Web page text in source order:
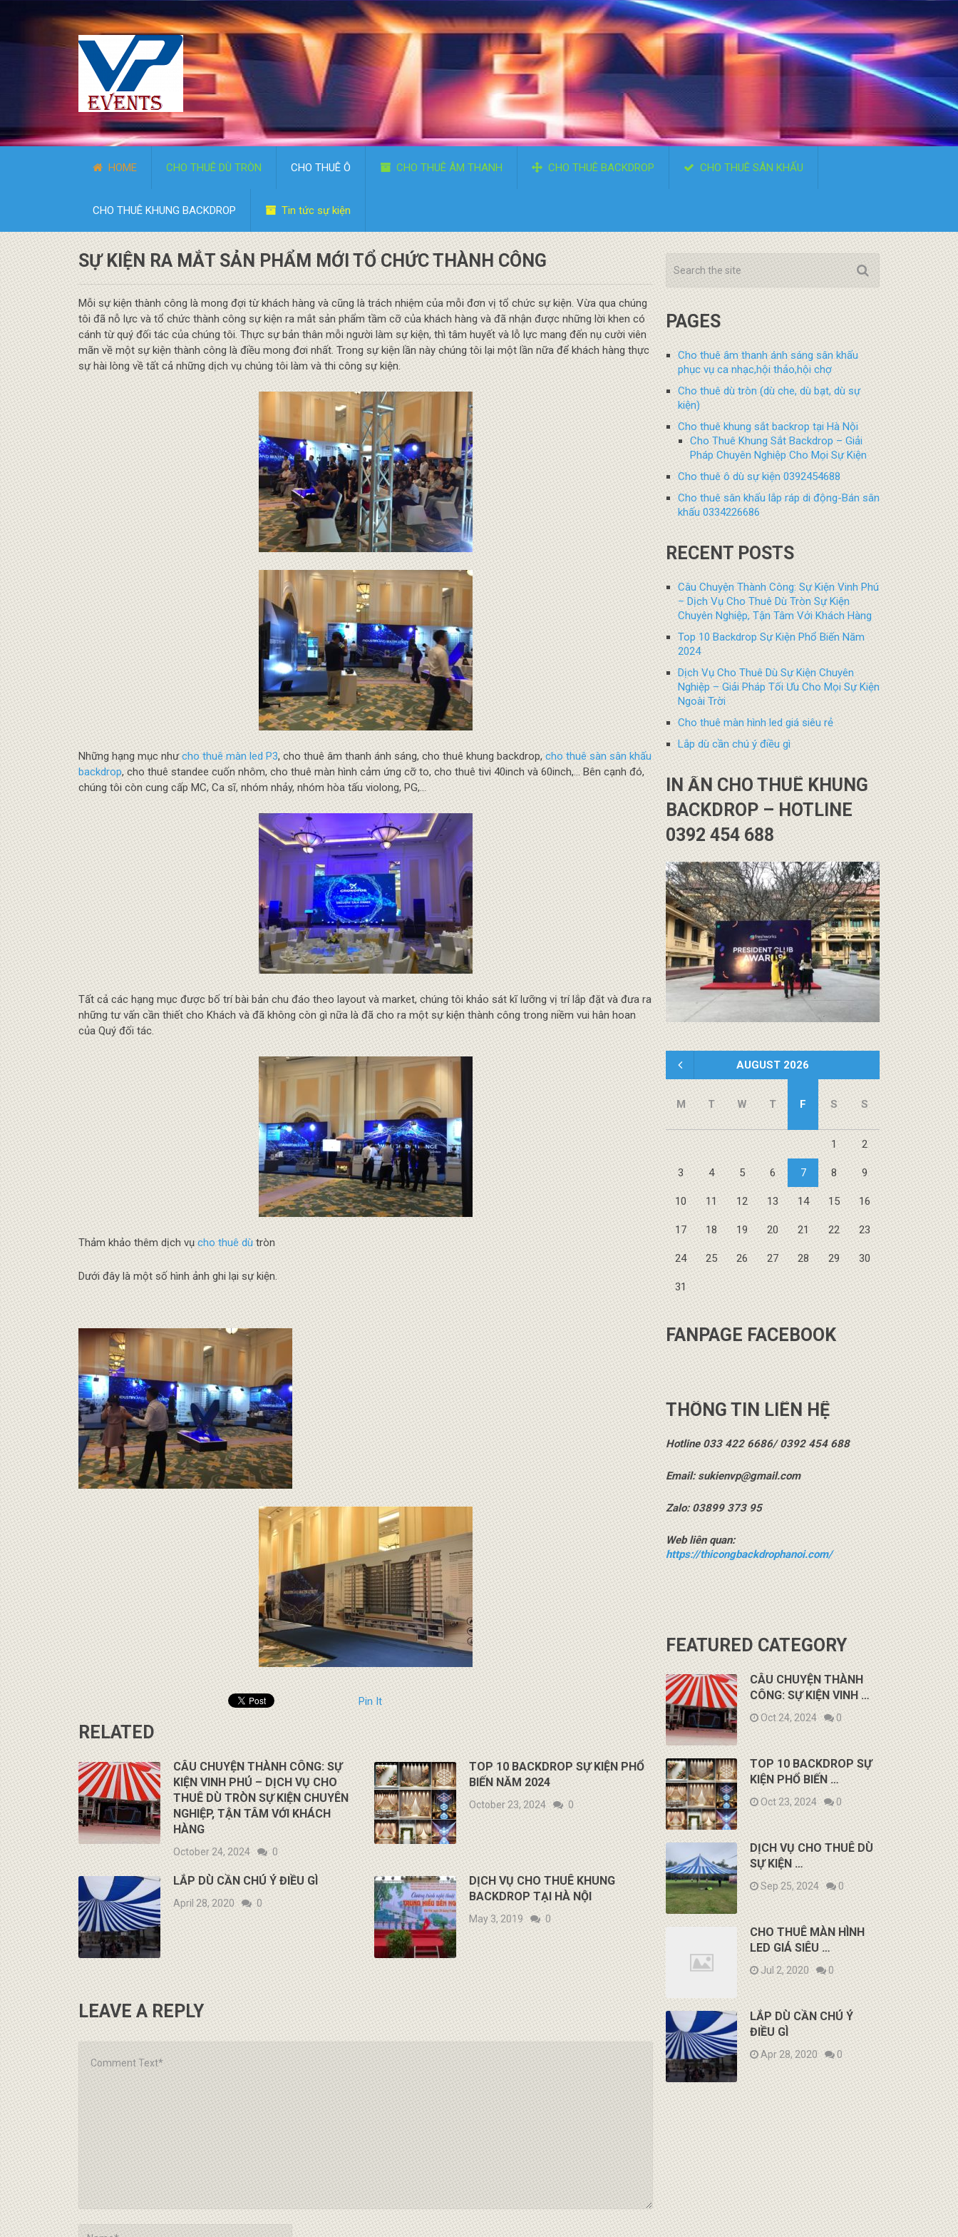
HOME CHO THUÊ DÙ TRÒN CHO THUÊ Ô CHO THUÊ ÂM THANH CHO THUÊ BACKDROP CHO THUÊ SÂN KHẤU
CHO THUÊ KHUNG BACKDROP Tin tức sự kiện
SỰ KIỆN RA MẮT SẢN PHẨM MỚI TỔ CHỨC THÀNH CÔNG
Mỗi sự kiện thành công là mong đợi từ khách hàng và cũng là trách nhiệm của mỗi đơn vị tổ chức sự kiện. Vừa qua chúng
tôi đã nỗ lực và tổ chức thành công sự kiện ra mắt sản phẩm tầm cỡ của khách hàng và đã nhận được những lời khen có
cánh từ quý đối tác của chúng tôi. Thực sự bản thân mỗi người làm sự kiện, thì tâm huyết và lỗ lực mang đến nụ cười viên
mãn về một sự kiện thành công là điều mong đơi nhất. Trong sự kiện lần này chúng tôi lại một lần nữa để khách hàng thực
sự hài lòng về tất cả những dịch vụ chúng tôi làm và thi công sự kiện.
Những hạng mục nhưcho thuê màn led P3, cho thuê âm thanh ánh sáng, cho thuê khung backdrop,cho thuê sàn sân khấu
backdrop, cho thuê standee cuốn nhôm, cho thuê màn hình cảm ứng cỡ to, cho thuê tivi 40inch và 60inch,… Bên cạnh đó,
chúng tôi còn cung cấp MC, Ca sĩ, nhóm nhảy, nhóm hòa tấu violong, PG,…
Tất cả các hạng mục được bố trí bài bản chu đáo theo layout và market, chúng tôi khảo sát kĩ lưỡng vị trí lắp đặt và đưa ra
những tư vấn cần thiết cho Khách và đã không còn gì nữa là đã cho ra một sự kiện thành công trong niềm vui hân hoan
của Quý đối tác.
Thảm khảo thêm dịch vụcho thuê dùtròn
Dưới đây là một số hình ảnh ghi lại sự kiện.
Pin It
RELATED
CÂU CHUYỆN THÀNH CÔNG: SỰ
KIỆN VINH PHÚ – DỊCH VỤ CHO
THUÊ DÙ TRÒN SỰ KIỆN CHUYÊN
NGHIỆP, TẬN TÂM VỚI KHÁCH
HÀNG
October 24, 2024 0
TOP 10 BACKDROP SỰ KIỆN PHỔ
BIẾN NĂM 2024
October 23, 2024 0
LẮP DÙ CẦN CHÚ Ý ĐIỀU GÌ
April 28, 2020 0
DỊCH VỤ CHO THUÊ KHUNG
BACKDROP TẠI HÀ NỘI
May 3, 2019 0
LEAVE A REPLY
PAGES
Cho thuê âm thanh ánh sáng sân khấu
phục vụ ca nhạc,hội thảo,hội chợ
Cho thuê dù tròn (dù che, dù bạt, dù sự
kiện)
Cho thuê khung sắt backrop tại Hà Nội
Cho Thuê Khung Sắt Backdrop – Giải
Pháp Chuyên Nghiệp Cho Mọi Sự Kiện
Cho thuê ô dù sự kiện 0392454688
Cho thuê sân khấu lắp ráp di động-Bán sân
khấu 0334226686
RECENT POSTS
Câu Chuyện Thành Công: Sự Kiện Vinh Phú
– Dịch Vụ Cho Thuê Dù Tròn Sự Kiện
Chuyên Nghiệp, Tận Tâm Với Khách Hàng
Top 10 Backdrop Sự Kiện Phổ Biến Năm
2024
Dịch Vụ Cho Thuê Dù Sự Kiện Chuyên
Nghiệp – Giải Pháp Tối Ưu Cho Mọi Sự Kiện
Ngoài Trời
Cho thuê màn hình led giá siêu rẻ
Lắp dù cần chú ý điều gì
IN ẤN CHO THUÊ KHUNG
BACKDROP – HOTLINE
0392 454 688
AUGUST 2026
M T W T F S S
« Oct
1 2
3 4 5 6 7 8 9
10 11 12 13 14 15 16
17 18 19 20 21 22 23
24 25 26 27 28 29 30
31
FANPAGE FACEBOOK
THÔNG TIN LIÊN HỆ
Hotline 033 422 6686/ 0392 454 688
Email: sukienvp@gmail.com
Zalo: 03899 373 95
Web liên quan:
https://thicongbackdrophanoi.com/
FEATURED CATEGORY
CÂU CHUYỆN THÀNH
CÔNG: SỰ KIỆN VINH …
Oct 24, 2024 0
TOP 10 BACKDROP SỰ
KIỆN PHỔ BIẾN …
Oct 23, 2024 0
DỊCH VỤ CHO THUÊ DÙ
SỰ KIỆN …
Sep 25, 2024 0
CHO THUÊ MÀN HÌNH
LED GIÁ SIÊU …
Jul 2, 2020 0
LẮP DÙ CẦN CHÚ Ý
ĐIỀU GÌ
Apr 28, 2020 0